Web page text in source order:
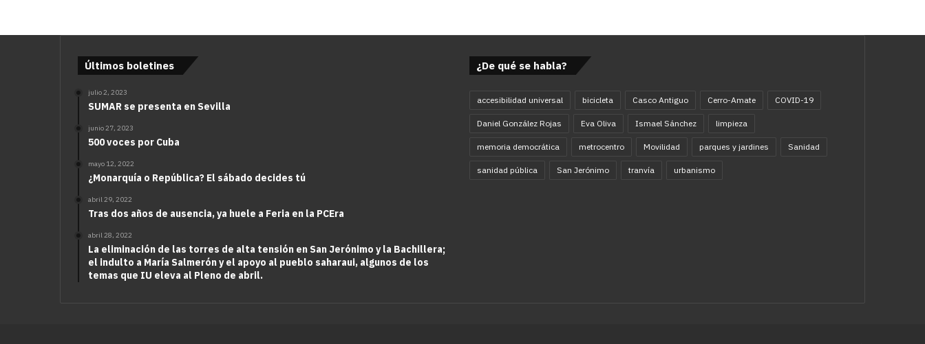
Últimos boletines
julio 2, 2023
SUMAR se presenta en Sevilla
junio 27, 2023
500 voces por Cuba
mayo 12, 2022
¿Monarquía o República? El sábado decides tú
abril 29, 2022
Tras dos años de ausencia, ya huele a Feria en la PCEra
abril 28, 2022
La eliminación de las torres de alta tensión en San Jerónimo y la Bachillera;
el indulto a María Salmerón y el apoyo al pueblo saharaui, algunos de los
temas que IU eleva al Pleno de abril.
¿De qué se habla?
accesibilidad universal bicicleta Casco Antiguo Cerro-Amate COVID-19
Daniel González Rojas Eva Oliva Ismael Sánchez limpieza
memoria democrática metrocentro Movilidad parques y jardines Sanidad
sanidad pública San Jerónimo tranvía urbanismo